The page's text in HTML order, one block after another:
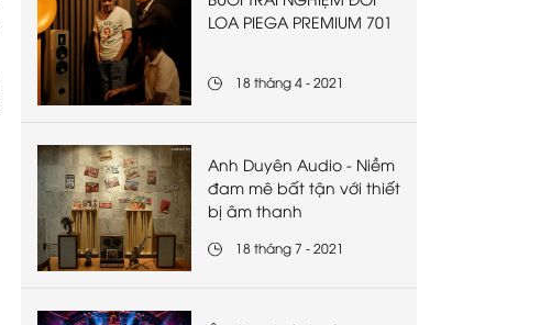
LOA PIEGA PREMIUM 701
18 tháng 4 - 2021
Anh Duyên Audio - Niềm
đam mê bất tận với thiết
bị âm thanh
18 tháng 7 - 2021